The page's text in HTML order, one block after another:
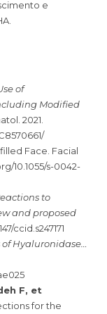
e
of
Modified
2021.
Face. Facial
10.1055/s-0042-
to
and proposed
ccid.s247171
Hyaluronidase…
F, et
for the